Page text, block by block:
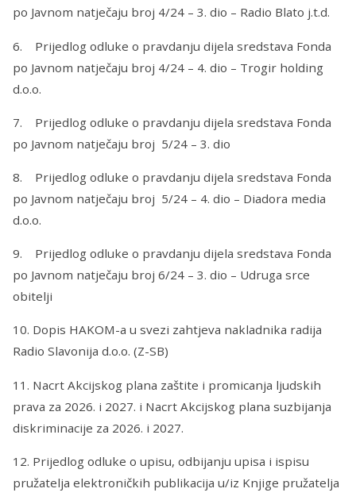
po Javnom natječaju broj 4/24 – 3. dio – Radio Blato j.t.d.
6. Prijedlog odluke o pravdanju dijela sredstava Fonda
po Javnom natječaju broj 4/24 – 4. dio – Trogir holding
d.o.o.
7. Prijedlog odluke o pravdanju dijela sredstava Fonda
po Javnom natječaju broj 5/24 – 3. dio
8. Prijedlog odluke o pravdanju dijela sredstava Fonda
po Javnom natječaju broj 5/24 – 4. dio – Diadora media
d.o.o.
9. Prijedlog odluke o pravdanju dijela sredstava Fonda
po Javnom natječaju broj 6/24 – 3. dio – Udruga srce
obitelji
10. Dopis HAKOM-a u svezi zahtjeva nakladnika radija
Radio Slavonija d.o.o. (Z-SB)
11. Nacrt Akcijskog plana zaštite i promicanja ljudskih
prava za 2026. i 2027. i Nacrt Akcijskog plana suzbijanja
diskriminacije za 2026. i 2027.
12. Prijedlog odluke o upisu, odbijanju upisa i ispisu
pružatelja elektroničkih publikacija u/iz Knjige pružatelja